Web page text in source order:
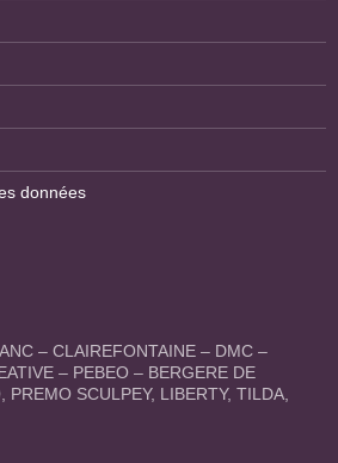
données
– CLAIREFONTAINE – DMC –
– PEBEO – BERGERE DE
SCULPEY, LIBERTY, TILDA,